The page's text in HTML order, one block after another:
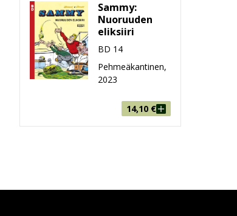
Sammy:
Nuoruuden
eliksiiri
BD 14
Pehmeäkantinen,
2023
14,10 €